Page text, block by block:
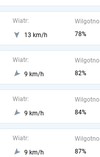
Wiatr:
13 km/h
78%
Wiatr:
9 km/h
82%
Wiatr:
9 km/h
84%
Wiatr:
9 km/h
87%